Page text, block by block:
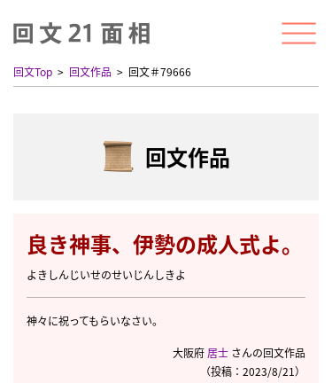
回文Top 回文作品 回文＃79666
回文作品
良き神事、伊勢の成人式よ。
よきしんじいせのせいじんしきよ
神々に祝ってもらいなさい。
大阪府 居士 さんの回文作品
（投稿：2023/8/21）